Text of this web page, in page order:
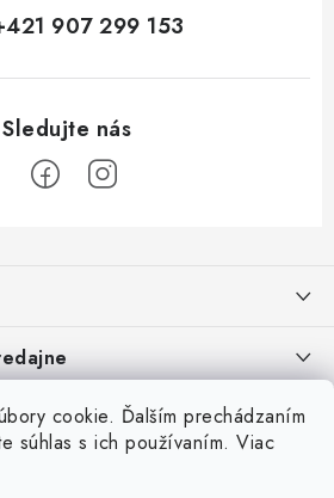
cookie. Ďalším prechádzaním
súhlas s ich používaním. Viac
907 299 153
Žitavou